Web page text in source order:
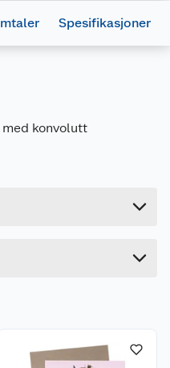
Spesifikasjoner
konvolutt
noen omtale ennå.